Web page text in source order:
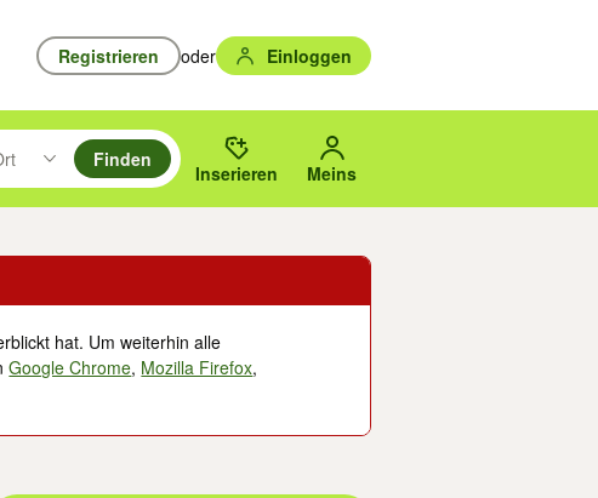
Registrieren oder Einloggen
durchsuchen und mit Eingabetaste auswählen.
um zu suchen, oder Vorschläge mit den Pfeiltasten nach oben/
des gewählten Orts oder PLZ.
Finden
Inserieren Meins
hat. Um weiterhin alle
Google Chrome, Mozilla Firefox,